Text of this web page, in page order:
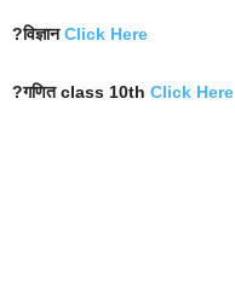
?विज्ञानClick Here
?गणित class 10th Click Here